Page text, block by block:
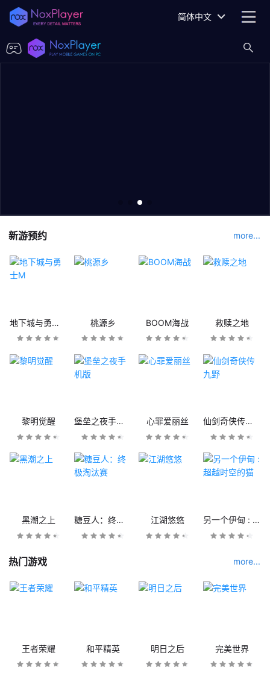
简体中文
新游预约 more...
地下城与勇士M 桃源乡 BOOM海战 救赎之地
黎明觉醒 堡垒之夜手机版 心罪爱丽丝 仙剑奇侠传九野
黑潮之上 糖豆人：终极淘汰赛 江湖悠悠 另一个伊甸 : 超越时空的猫
热门游戏 more...
王者荣耀 和平精英 明日之后 完美世界